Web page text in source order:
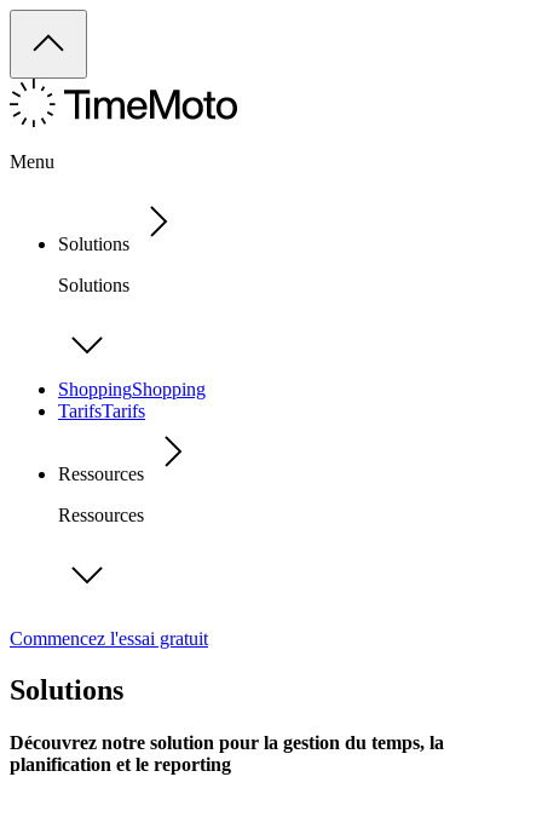
Menu
Solutions
Solutions
ShoppingShopping
TarifsTarifs
Ressources
Ressources
Commencez l'essai gratuit
Solutions
Découvrez notre solution pour la gestion du temps, la
planification et le reporting